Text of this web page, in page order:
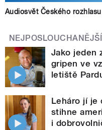
Audiosvět Českého
NEJPOSLOUCHANĚJŠÍ
Jako jeden
gripen ve
letiště
Leháro jí je
stihne
i